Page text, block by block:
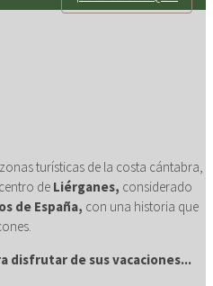
turísticas de la costa cántabra,
de Liérganes, considerado
de España, con una historia que
disfrutar de sus vacaciones...